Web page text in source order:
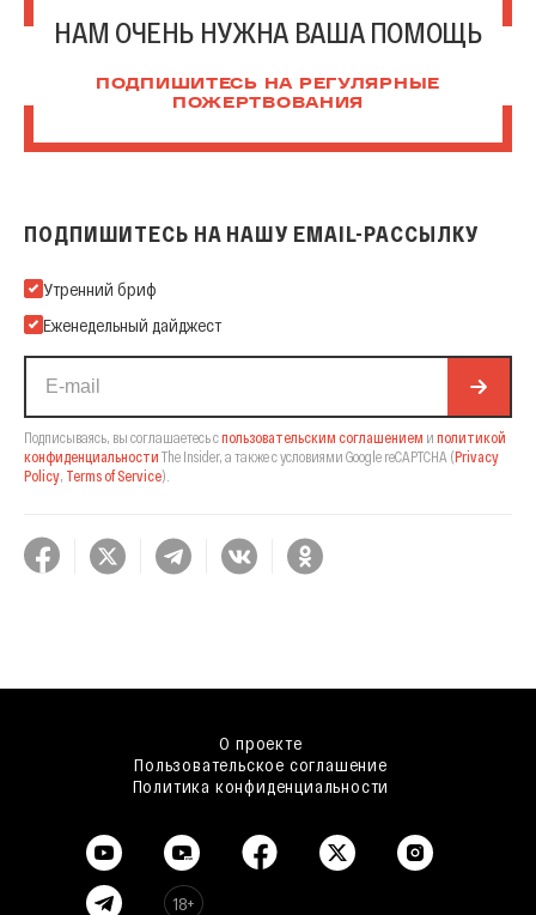
НАМ ОЧЕНЬ НУЖНА ВАША ПОМОЩЬ
ПОДПИШИТЕСЬ НА РЕГУЛЯРНЫЕ
ПОЖЕРТВОВАНИЯ
ПОДПИШИТЕСЬ НА НАШУ EMAIL-РАССЫЛКУ
Подпишитесь на нашу Email-рассылку
Утренний бриф
Еженедельный дайджест
Подписываясь, вы соглашаетесь спользовательским соглашением и политикой
конфиденциальности The Insider, а также с условиями Google reCAPTCHA (Privacy
Policy, Terms of Service).
О проекте
Пользовательское соглашение
Политика конфиденциальности
18+